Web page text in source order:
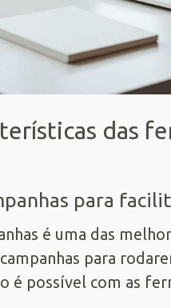
das
para
é uma das
para
é possível com as